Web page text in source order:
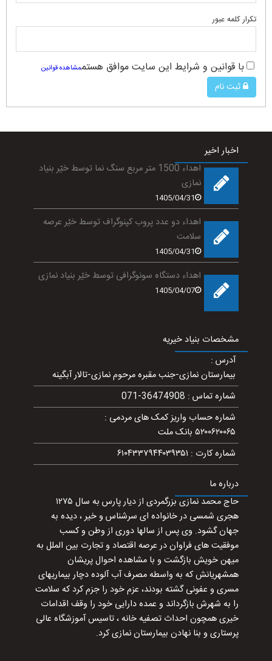
تکرار کلمه عبور
با قوانین و شرایط این سایت موافق هستممشاهده قوانین
ثبت نام
اخبار اخیر
اهداء 1500 متر مربع سنگ نما توسط خیّر بنیاد
نمازی
1405/04/31
اهداء دو عدد پروب کپنوگراف توسط خیّر عرصه
سلامت
1405/04/31
اهداء دستگاه سونوگرافی توسط خیّر بنیاد نمازی
1405/04/07
مشخصات بنیاد خیریه
آدرس :
بیمارستان نمازی-جنب مقبره مرحوم نمازی-تالار آبگینه
شماره تماس :
071-36474908
شماره حساب واریز کمک های مردمی :
۵۲۰۰۶۲۰۰۶۵ بانک ملت
شماره کارت : ۶۱۰۴۳۳۷۹۴۴۰۳۹۳۵۱
درباره ما
حاج محمد نمازی بزرگمردی از دیار پارس به سال ۱۲۷۵
هجری شمسی در خانواده ای سرشناس و خیر ، دیده به
جهان گشود. وی پس از سالها دوری از وطن و کسب
موفقیت های فراوان در عرصه اقتصاد و تجارت بین الملل به
میهن خویش بازگشت و با مشاهده احوال پریشان
همشهریانش که به واسطه مصرف آب آلوده دچار بیماریهای
مسری و عفونی گشته بودند، عزم خود را جزم کرد که سلامت
را به شهرش بازگرداند و عمده دارایی خود را وقف اقدامات
خیری همچون احداث تصفیه خانه ، تاسیس آموزشگاه عالی
پرستاری و بنا نهادن بیمارستان نمازی کرد.